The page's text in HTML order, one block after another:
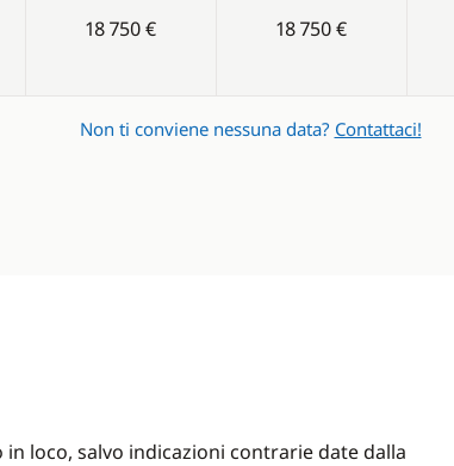
18 750 € 18 750 €
Non ti conviene nessuna data? Contattaci!
loco, salvo indicazioni contrarie date dalla